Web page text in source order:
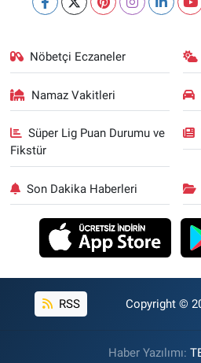
Nöbetçi Eczaneler
Namaz Vakitleri
Süper Lig Puan Durumu ve
Fikstür
Son Dakika Haberleri
RSS Copyright ©
Haber Yazılımı: